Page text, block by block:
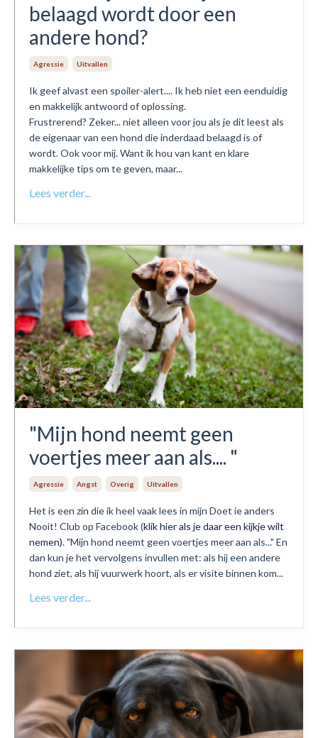
belaagd wordt door een
andere hond?
Agressie Uitvallen
Ik geef alvast een spoiler-alert.... Ik heb niet een eenduidig
en makkelijk antwoord of oplossing.
Frustrerend? Zeker... niet alleen voor jou als je dit leest als
de eigenaar van een hond die inderdaad belaagd is of
wordt. Ook voor mij. Want ik hou van kant en klare
makkelijke tips om te geven, maar...
Lees verder...
"Mijn hond neemt geen
voertjes meer aan als.... "
Agressie Angst Overig Uitvallen
Het is een zin die ik heel vaak lees in mijn Doet ie anders
Nooit! Club op Facebook (klik hier als je daar een kijkje wilt
nemen). "Mijn hond neemt geen voertjes meer aan als..." En
dan kun je het vervolgens invullen met: als hij een andere
hond ziet, als hij vuurwerk hoort, als er visite binnen kom...
Lees verder...